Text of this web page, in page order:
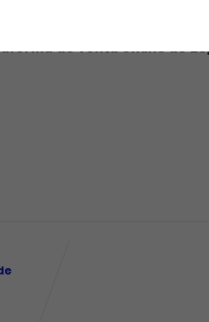
𝗱𝗲𝘀𝗰𝘂𝗲𝗻𝘁𝗼, 𝗶𝗴𝘂𝗮𝗹𝗮𝗻𝗱𝗼 𝗰𝗼𝗻
𝗱𝗲 𝘃𝗲𝗻𝘁𝗮 𝗼𝗻𝗹𝗶𝗻𝗲 𝗱𝗲